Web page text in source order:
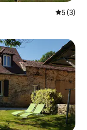
平均评分
5 (3)